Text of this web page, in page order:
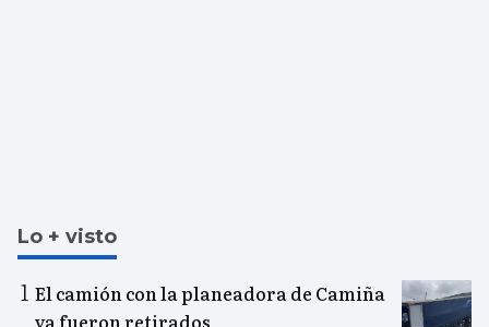
Lo + visto
El camión con la planeadora de Camiña